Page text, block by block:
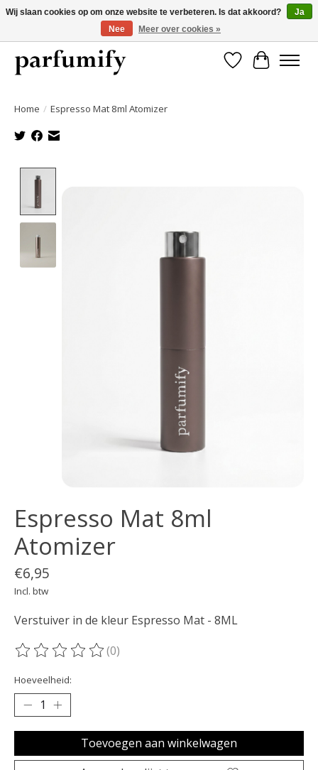
750+ Geuren | Gratis verzending | Maandelijks opzegbaar
Verlanglijst
Home / Espresso Mat 8ml Atomizer
Espresso Mat 8ml
Atomizer
€6,95
Incl. btw
Verstuiver in de kleur Espresso Mat - 8ML
De beoordeling van dit product is
(0)
Hoeveelheid:
Toevoegen aan winkelwagen
Wij slaan cookies op om onze website te verbeteren. Is dat akkoord?
Ja
Nee
Meer over cookies »